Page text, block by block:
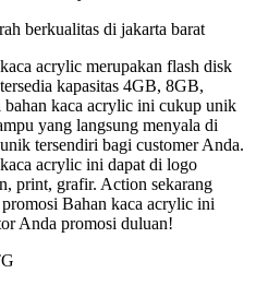
acrylic merupakan flash disk
kapasitas 4GB, 8GB,
kaca acrylic ini cukup unik
yang langsung menyala di
tersendiri bagi customer Anda.
acrylic ini dapat di logo
print, grafir. Action sekarang
Bahan kaca acrylic ini
Anda promosi duluan!